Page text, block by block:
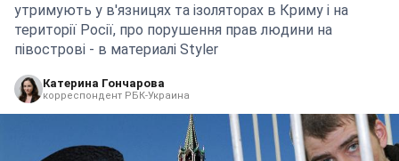
утримують у в'язницях та ізоляторах в Криму і на
території Росії, про порушення прав людини на
півострові - в материалі Styler
Катерина Гончарова
корреспондент РБК-Украина